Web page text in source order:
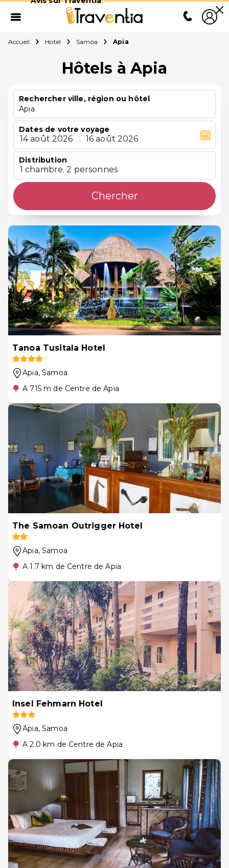
Accueil Hotel Samoa Apia
Hôtels à Apia
Rechercher ville, région ou hôtel
Apia
Dates de votre voyage
14 août 2026 16 août 2026
Distribution
1 chambre. 2 personnes
Chercher
Tanoa Tusitala Hotel
Apia, Samoa
A 715 m de Centre de Apia
The Samoan Outrigger Hotel
Apia, Samoa
A 1.7 km de Centre de Apia
Insel Fehmarn Hotel
Apia, Samoa
A 2.0 km de Centre de Apia